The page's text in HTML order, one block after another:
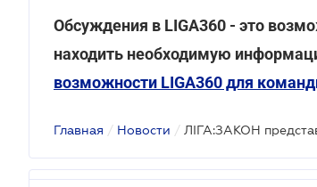
Обсуждения в LIGA360 - это
находить необходимую
возможности LIGA360 для
Главная / Новости / ЛІГА:ЗАКОН